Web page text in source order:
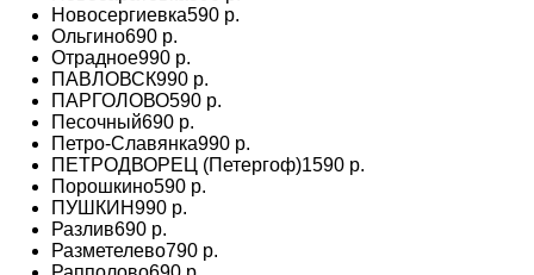
Новосергиевка590 р.
Ольгино690 р.
Отрадное990 р.
ПАВЛОВСК990 р.
ПАРГОЛОВО590 р.
Песочный690 р.
Петро-Славянка990 р.
ПЕТРОДВОРЕЦ (Петергоф)1590 р.
Порошкино590 р.
ПУШКИН990 р.
Разлив690 р.
Разметелево790 р.